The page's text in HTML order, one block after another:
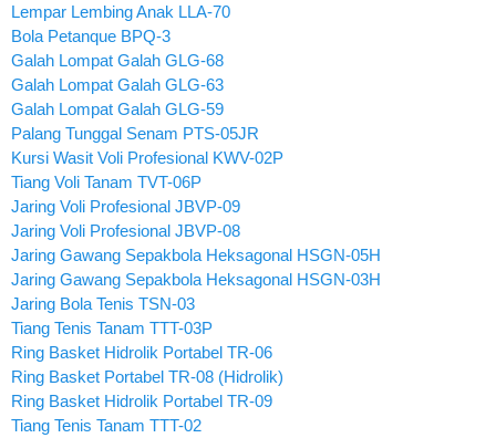
Lempar Lembing Anak LLA-70
Bola Petanque BPQ-3
Galah Lompat Galah GLG-68
Galah Lompat Galah GLG-63
Galah Lompat Galah GLG-59
Palang Tunggal Senam PTS-05JR
Kursi Wasit Voli Profesional KWV-02P
Tiang Voli Tanam TVT-06P
Jaring Voli Profesional JBVP-09
Jaring Voli Profesional JBVP-08
Jaring Gawang Sepakbola Heksagonal HSGN-05H
Jaring Gawang Sepakbola Heksagonal HSGN-03H
Jaring Bola Tenis TSN-03
Tiang Tenis Tanam TTT-03P
Ring Basket Hidrolik Portabel TR-06
Ring Basket Portabel TR-08 (Hidrolik)
Ring Basket Hidrolik Portabel TR-09
Tiang Tenis Tanam TTT-02